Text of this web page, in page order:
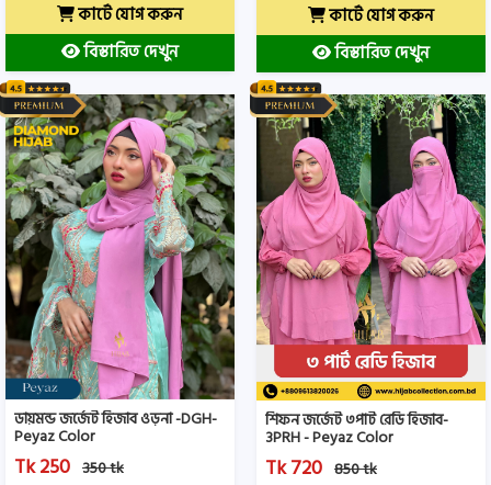
কার্টে যোগ করুন
বিস্তারিত দেখুন
কার্টে যোগ করুন
বিস্তারিত দেখুন
ডায়মন্ড জর্জেট হিজাব ওড়না -DGH-
Peyaz Color
Tk 250 350 tk
শিফন জর্জেট ৩পার্ট রেডি হিজাব-
3PRH - Peyaz Color
Tk 720 850 tk